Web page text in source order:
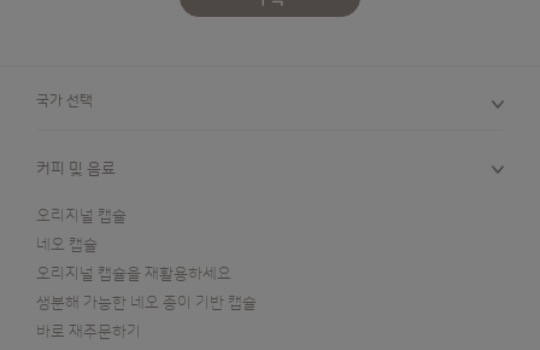
국가 선택
커피 및 음료
오리지널 캡슐
네오 캡슐
오리지널 캡슐을 재활용하세요
생분해 가능한 네오 종이 기반 캡슐
바로 재주문하기